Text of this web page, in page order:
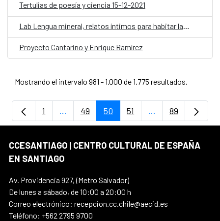
Tertulias de poesía y ciencia 15-12-2021
Lab Lengua mineral, relatos íntimos para habitar la extracción
Proyecto Cantarino y Enrique Ramírez
Mostrando el intervalo 981 - 1.000 de 1.775 resultados.
Página
1 ...Páginas intermedias Use TAB para
Página
49 Página
50 Página
51 ...PáginasPágina
89
CCESANTIAGO | CENTRO CULTURAL DE ESPAÑA
EN SANTIAGO
Av. Providencia 927, (Metro Salvador)
De lunes a sábado, de 10:00 a 20:00 h
Correo electrónico: recepcion.cc.chile@aecid.es
Teléfono: +562 2795 9700